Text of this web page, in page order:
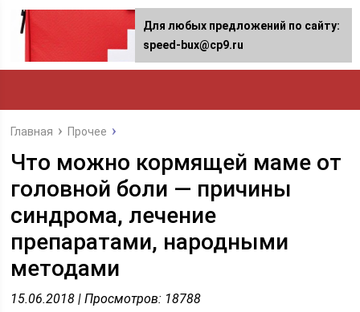
Главная Прочее
Что можно кормящей маме от
головной боли — причины
синдрома, лечение
препаратами, народными
методами
15.06.2018 | Просмотров: 18788
Для любых предложений по сайту:
speed-bux@cp9.ru